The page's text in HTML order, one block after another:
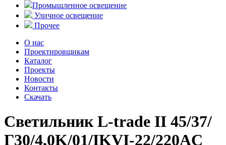
Промышленное освещение
Уличное освещение
Прочее
О нас
Проектировщикам
Каталог
Проекты
Новости
Контакты
Скачать
Светильник L-trade II 45/37/
Г30/4,0K/01/IKVI-22/220AC